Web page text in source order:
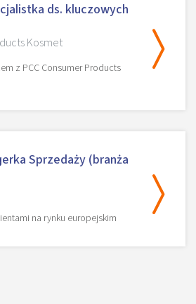
ds. kluczowych
Kosmet
z PCC Consumer Products
Sprzedaży (branża
na rynku europejskim